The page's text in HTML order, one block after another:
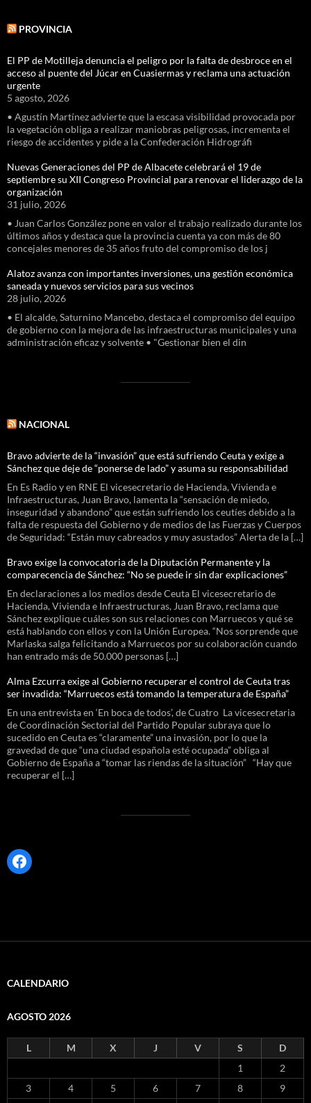
PROVINCIA
El PP de Motilleja denuncia el peligro por la falta de desbroce en el
acceso al puente del Júcar en Cuasiermas y reclama una actuación
urgente
5 agosto, 2026
• Agustín Martínez advierte que la escasa visibilidad provocada por
la vegetación obliga a realizar maniobras peligrosas, incrementa el
riesgo de accidentes y pide a la Confederación Hidrográfi
Nuevas Generaciones del PP de Albacete celebrará el 19 de
septiembre su XII Congreso Provincial para renovar el liderazgo de la
organización
31 julio, 2026
• Juan Carlos González pone en valor el trabajo realizado durante los
últimos años y destaca que la provincia cuenta ya con más de 80
concejales menores de 35 años fruto del compromiso de los j
Alatoz avanza con importantes inversiones, una gestión económica
saneada y nuevos servicios para sus vecinos
28 julio, 2026
• El alcalde, Saturnino Mancebo, destaca el compromiso del equipo
de gobierno con la mejora de las infraestructuras municipales y una
administración eficaz y solvente • "Gestionar bien el din
NACIONAL
Bravo advierte de la “invasión” que está sufriendo Ceuta y exige a
Sánchez que deje de “ponerse de lado” y asuma su responsabilidad
En Es Radio y en RNE El vicesecretario de Hacienda, Vivienda e
Infraestructuras, Juan Bravo, lamenta la “sensación de miedo,
inseguridad y abandono” que están sufriendo los ceutíes debido a la
falta de respuesta del Gobierno y de medios de las Fuerzas y Cuerpos
de Seguridad: “Están muy cabreados y muy asustados” Alerta de la […]
Bravo exige la convocatoria de la Diputación Permanente y la
comparecencia de Sánchez: “No se puede ir sin dar explicaciones”
En declaraciones a los medios desde Ceuta El vicesecretario de
Hacienda, Vivienda e Infraestructuras, Juan Bravo, reclama que
Sánchez explique cuáles son sus relaciones con Marruecos y qué se
está hablando con ellos y con la Unión Europea. “Nos sorprende que
Marlaska salga felicitando a Marruecos por su colaboración cuando
han entrado más de 50.000 personas […]
Alma Ezcurra exige al Gobierno recuperar el control de Ceuta tras
ser invadida: “Marruecos está tomando la temperatura de España”
En una entrevista en ‘En boca de todos’, de Cuatro La vicesecretaria
de Coordinación Sectorial del Partido Popular subraya que lo
sucedido en Ceuta es “claramente” una invasión, por lo que la
gravedad de que “una ciudad española esté ocupada” obliga al
Gobierno de España a “tomar las riendas de la situación” “Hay que
recuperar el […]
Facebook
CALENDARIO
AGOSTO 2026
L M X J V S
D
1
2
3
4 5 6 7 8
9